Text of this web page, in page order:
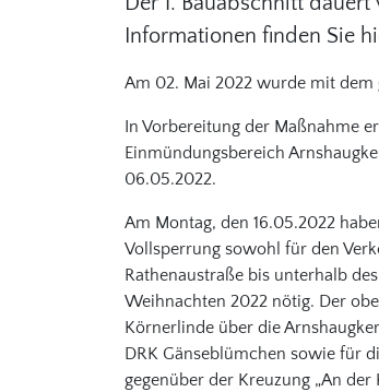
Informationen finden Sie
Am 02. Mai 2022 wurde mit dem
In Vorbereitung der Maßnahme
Einmündungsbereich
06.05.2022.
Am Montag, den 16.05.2022
Vollsperrung sowohl für den
Rathenaustraße bis unterhalb
Weihnachten 2022 nötig. Der
Körnerlinde über die
DRK Gänseblümchen sowie für
gegenüber der Kreuzung „An